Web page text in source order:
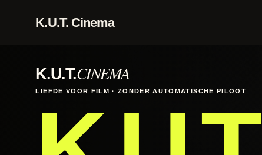
K.U.T. Cinema
K.U.T.CINEMA
LIEFDE VOOR FILM · ZONDER AUTOMATISCHE PILOOT